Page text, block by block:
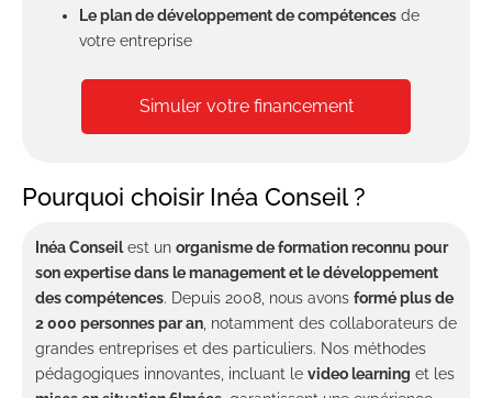
Le plan de développement de compétences de
votre entreprise
Simuler votre financement
Pourquoi choisir Inéa Conseil ?
InéaConseilest un organisme deformationreconnu pour
son expertise dans le management et le développement
des compétences. Depuis 2008, nous avons formé plusde
2000 personnes par an, notamment des collaborateurs de
grandes entreprises et des particuliers. Nos méthodes
pédagogiques innovantes, incluant le videolearning et les